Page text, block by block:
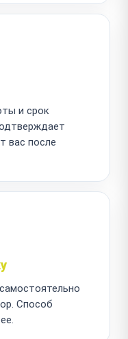
и срок
вас после
Способ